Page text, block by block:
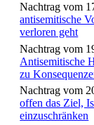
Nachtrag vom
antisemitische
verloren geht
Nachtrag vom
Antisemitische
zu
Nachtrag vom
offen das Ziel,
einzuschränken